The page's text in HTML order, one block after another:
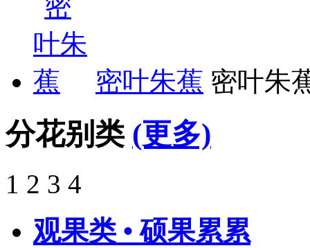
密叶朱蕉 密叶朱
分花别类 (更多)
1 2 3 4
观果类 • 硕果累累